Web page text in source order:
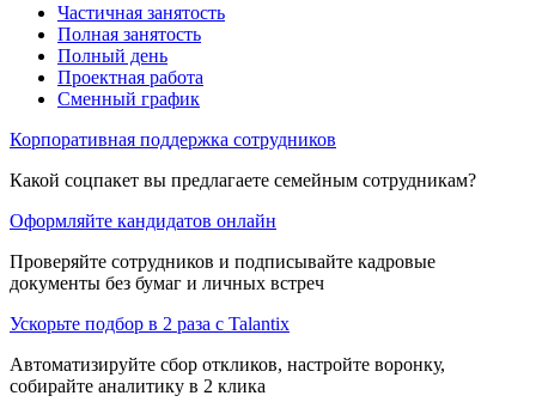
Частичная занятость
Полная занятость
Полный день
Проектная работа
Сменный график
Корпоративная поддержка сотрудников
Какой соцпакет вы предлагаете семейным сотрудникам?
Оформляйте кандидатов онлайн
Проверяйте сотрудников и подписывайте кадровые
документы без бумаг и личных встреч
Ускорьте подбор в 2 раза с Talantix
Автоматизируйте сбор откликов, настройте воронку,
собирайте аналитику в 2 клика